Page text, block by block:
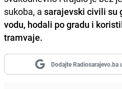
sukoba, a sarajevski civili su
vodu, hodali po gradu i
tramvaje.
Dodajte Radiosarajevo.ba